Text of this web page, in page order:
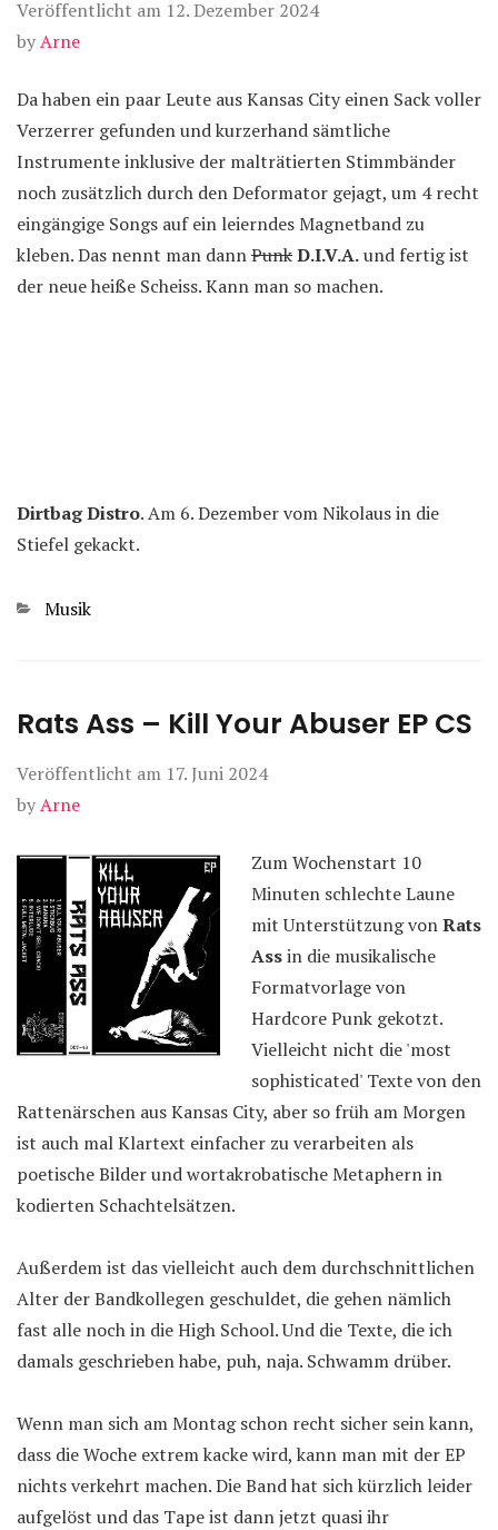
Veröffentlicht am 12. Dezember 2024
byArne
Da haben ein paar Leute aus Kansas City einen Sack voller
Verzerrer gefunden und kurzerhand sämtliche
Instrumente inklusive der malträtierten Stimmbänder
noch zusätzlich durch den Deformator gejagt, um 4 recht
eingängige Songs auf ein leierndes Magnetband zu
kleben. Das nennt man dannPunkD.I.V.A.und fertig ist
der neue heiße Scheiss. Kann man so machen.
Dirtbag Distro. Am 6. Dezember vom Nikolaus in die
Stiefel gekackt.
Kategorien
Musik
Rats Ass – Kill Your Abuser EP CS
Veröffentlicht am 17. Juni 2024
byArne
Zum Wochenstart 10
Minuten schlechte Laune
mit Unterstützung vonRats
Assin die musikalische
Formatvorlage von
Hardcore Punk gekotzt.
Vielleicht nicht die 'most
sophisticated' Texte von den
Rattenärschen aus Kansas City, aber so früh am Morgen
ist auch mal Klartext einfacher zu verarbeiten als
poetische Bilder und wortakrobatische Metaphern in
kodierten Schachtelsätzen.
Außerdem ist das vielleicht auch dem durchschnittlichen
Alter der Bandkollegen geschuldet, die gehen nämlich
fast alle noch in die High School. Und die Texte, die ich
damals geschrieben habe, puh, naja. Schwamm drüber.
Wenn man sich am Montag schon recht sicher sein kann,
dass die Woche extrem kacke wird, kann man mit der EP
nichts verkehrt machen. Die Band hat sich kürzlich leider
aufgelöst und das Tape ist dann jetzt quasi ihr